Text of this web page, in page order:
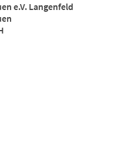
e.V. Langenfeld